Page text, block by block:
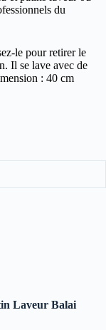
du
le pour retirer le
Il se lave avec de
: 40 cm
Laveur Balai